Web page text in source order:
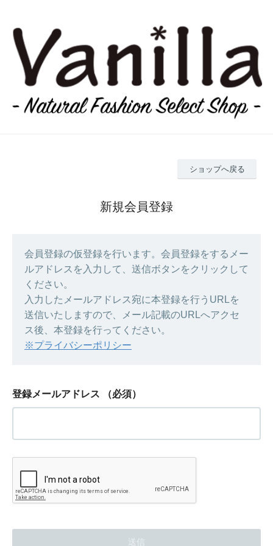
ショップへ戻る
新規会員登録
会員登録の仮登録を行います。会員登録をするメー
ルアドレスを入力して、送信ボタンをクリックして
ください。
入力したメールアドレス宛に本登録を行うURLを
送信いたしますので、メール記載のURLへアクセ
ス後、本登録を行ってください。
※プライバシーポリシー
登録メールアドレス （必須）